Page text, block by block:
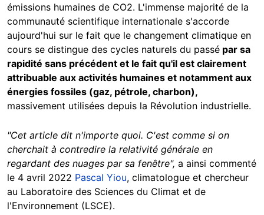
émissions humaines de CO2. L'immense majorité de la
communauté scientifique internationale s'accorde
aujourd'hui sur le fait que le changement climatique en
cours se distingue des cycles naturels du passé par sa
rapidité sans précédent et le fait qu'il est clairement
attribuable aux activités humaines et notamment aux
énergies fossiles (gaz, pétrole, charbon),
massivement utilisées depuis la Révolution industrielle.
"Cet article dit n'importe quoi. C'est comme si on
cherchait à contredire la relativité générale en
regardant des nuages par sa fenêtre", a ainsi commenté
le 4 avril 2022 Pascal Yiou, climatologue et chercheur
au Laboratoire des Sciences du Climat et de
l'Environnement (LSCE).